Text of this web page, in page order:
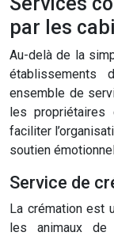
par les
Au-delà de la
établissements
ensemble de
les
faciliter
soutien
Service de
La crémation est
les animaux de